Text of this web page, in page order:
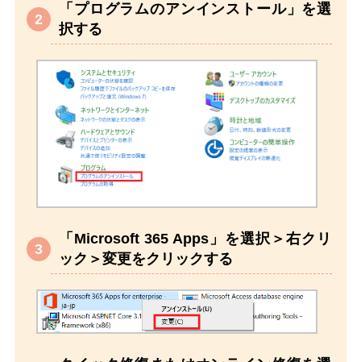
「プログラムのアンインストール」を選
択する
「Microsoft 365 Apps」を選択＞右クリ
ック＞変更をクリックする